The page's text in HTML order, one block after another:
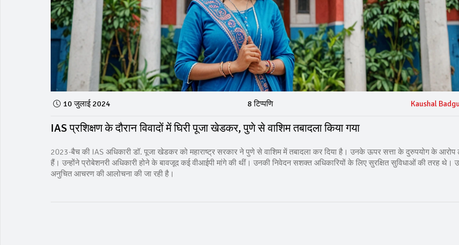
10 जुलाई 2024 8 टिप्पणि Kaushal
IAS प्रशिक्षण के दौरान विवादों में घिरी पूजा खेडकर, पुणे से वाशिम तबादला किया गया
2023-बैच की IAS अधिकारी डॉ. पूजा खेडकर को महाराष्ट्र सरकार ने पुणे से वाशिम में तबादला कर दिया है। उनके ऊपर सत्ता के दुरुपयोग के आरोप
हैं। उन्होंने प्रोबेशनरी अधिकारी होने के बावजूद कई वीआईपी मांगे की थीं। उनकी निवेदन सशक्त अधिकारियों के लिए सुरक्षित सुविधाओं की तरह थे।
अनुचित आचरण की आलोचना की जा रही है।